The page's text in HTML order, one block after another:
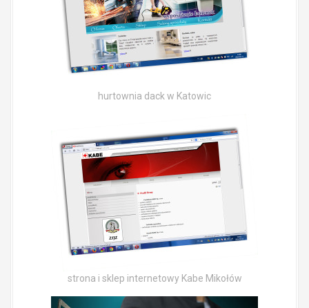
hurtownia dack w Katowic
strona i sklep internetowy Kabe Mikołów